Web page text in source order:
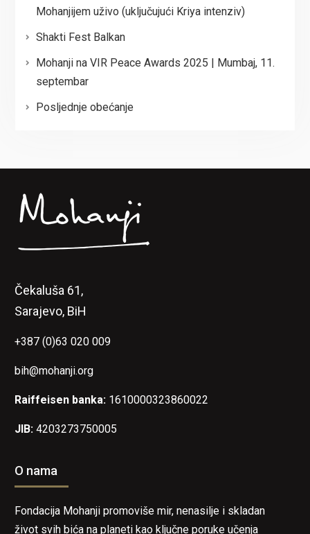
Mohanjijem uživo (uključujući Kriya intenziv)
Shakti Fest Balkan
Mohanji na VIR Peace Awards 2025 | Mumbaj, 11.
septembar
Posljednje obećanje
Čekaluša 61,
Sarajevo, BiH
+387 (0)63 020 009
bih@mohanji.org
Raiffeisen banka: 1610000323860022
JIB: 4203273750005
O nama
Fondacija Mohanji promoviše mir, nenasilje i skladan
život svih bića na planeti kao ključne poruke učenja